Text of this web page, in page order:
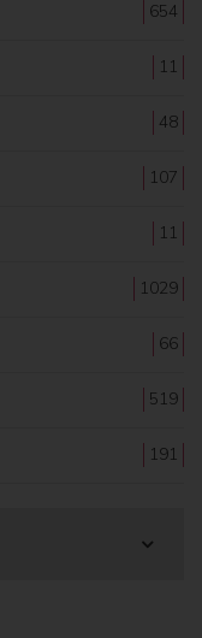
654
11
48
107
11
1029
66
519
191